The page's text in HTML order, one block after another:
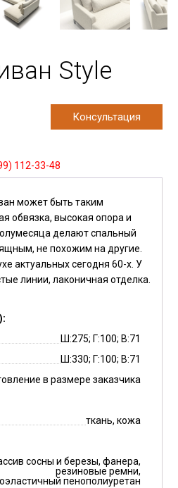
Style
Консультация
112-33-48
может быть таким
обвязка, высокая опора и
делают спальный
не похожим на другие.
актуальных сегодня 60-х. У
линии, лаконичная отделка.
Ш:275; Г:100; В:71
Ш:330; Г:100; В:71
в размере заказчика
ткань, кожа
сосны и березы, фанера,
резиновые ремни,
пенополиуретан